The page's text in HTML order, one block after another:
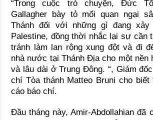
“Trong cuộc trò chuyện, Đức
Gallagher bày tỏ mối quan ngại
Thánh đối với những gì đang
Palestine, đồng thời nhắc lại sự cần
tránh làm lan rộng xung đột và đi
nhà nước tại Thánh Địa cho một nền
và lâu dài ở Trung Đông. “, Giám
chí Tòa thánh Matteo Bruni cho biết
cáo báo chí.
Đầu tháng này, Amir-Abdollahian đã